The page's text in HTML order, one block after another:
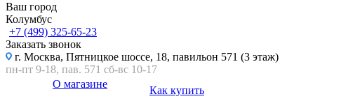
Ваш город
Колумбус
+7 (499) 325-65-23
Заказать звонок
г. Москва, Пятницкое шоссе, 18, павильон 571 (3 этаж)
пн-пт 9-18, пав. 571 сб-вс 10-17
О магазине
Как купить